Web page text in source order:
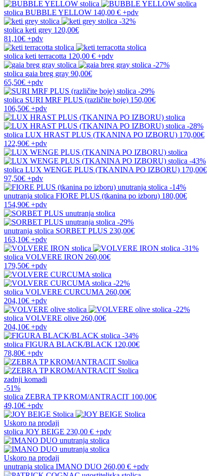
stolica BUBBLE YELLOW 140,00 € +pdv
-32%
stolica keti grey 120,00€
81,10€ +pdv
stolica keti terracotta 120,00 € +pdv
-27%
stolica gaia breg gray 90,00€
65,50€ +pdv
-29%
stolica SURI MRF PLUS (različite boje) 150,00€
106,50€ +pdv
-28%
stolica LUX HRAST PLUS (TKANINA PO IZBORU) 170,00€
122,90€ +pdv
-43%
stolica LUX WENGE PLUS (TKANINA PO IZBORU) 170,00€
97,50€ +pdv
-14%
unutranja stolica FIORE PLUS (tkanina po izboru) 180,00€
154,90€ +pdv
-29%
unutranja stolica SORBET PLUS 230,00€
163,10€ +pdv
-31%
stolica VOLVERE IRON 260,00€
179,50€ +pdv
-22%
stolica VOLVERE CURCUMA 260,00€
204,10€ +pdv
-22%
stolica VOLVERE olive 260,00€
204,10€ +pdv
-34%
stolica FIGURA BLACK/BLACK 120,00€
78,80€ +pdv
zadnji komadi
-51%
stolica ZEBRA TP KROM/ANTRACIT 100,00€
49,10€ +pdv
Uskoro na prodaji
stolica JOY BEIGE 230,00 € +pdv
Uskoro na prodaji
unutranja stolica IMANO DUO 260,00 € +pdv